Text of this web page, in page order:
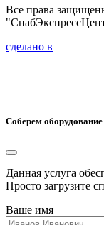
Все права
сделано в
Соберем
Данная услуга
Просто загрузите
Ваше имя